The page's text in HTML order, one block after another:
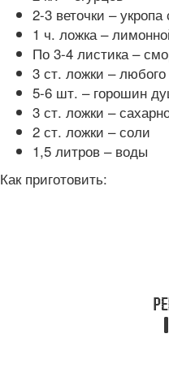
2-3 веточки –
1 ч. ложка –
По 3-4 листика –
3 ст. ложки –
5-6 шт. – горошин
3 ст. ложки –
2 ст. ложки – соли
1,5 литров – воды
Как приготовить: